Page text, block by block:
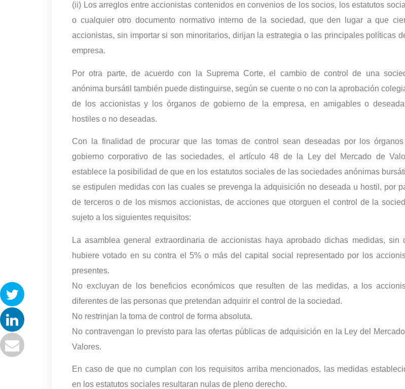
(ii) Los arreglos entre accionistas contenidos en convenios de los socios, los estatutos
o cualquier otro documento normativo interno de la sociedad, que den lugar a que
accionistas, sin importar si son minoritarios, dirijan la estrategia o las principales políticas
empresa.
Por otra parte, de acuerdo con la Suprema Corte, el cambio de control de una
anónima bursátil también puede distinguirse, según se cuente o no con la aprobación
de los accionistas y los órganos de gobierno de la empresa, en amigables o
hostiles o no deseadas.
Con la finalidad de procurar que las tomas de control sean deseadas por los
gobierno corporativo de las sociedades, el artículo 48 de la Ley del Mercado de
establece la posibilidad de que en los estatutos sociales de las sociedades anónimas
se estipulen medidas con las cuales se prevenga la adquisición no deseada u hostil, por
de terceros o de los mismos accionistas, de acciones que otorguen el control de la
sujeto a los siguientes requisitos:
La asamblea general extraordinaria de accionistas haya aprobado dichas medidas, sin
hubiere votado en su contra el 5% o más del capital social representado por los
presentes.
No excluyan de los beneficios económicos que resulten de las medidas, a los
diferentes de las personas que pretendan adquirir el control de la sociedad.
No restrinjan la toma de control de forma absoluta.
No contravengan lo previsto para las ofertas públicas de adquisición en la Ley del
Valores.
En caso de que no cumplan con los requisitos arriba mencionados, las medidas
en los estatutos sociales resultaran nulas de pleno derecho.